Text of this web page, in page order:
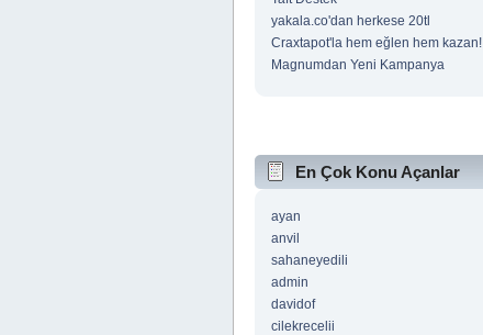
yakala.co'dan herkese 20tl
Craxtapot'la hem eğlen hem kazan!
Magnumdan Yeni Kampanya
En Çok Konu Açanlar
ayan
anvil
sahaneyedili
admin
davidof
cilekrecelii